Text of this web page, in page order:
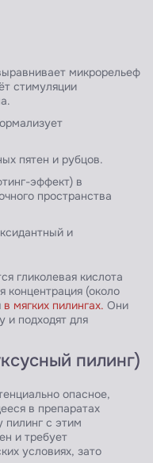
микрорельеф
стимуляции
пятен и рубцов.
эффект) в
пространства
и
гликолевая кислота
концентрация (около
в мягких пилингах. Они
и подходят для
пилинг)
опасное,
в препаратах
пилинг с этим
и требует
условиях, зато